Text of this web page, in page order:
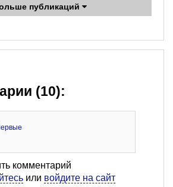
публикаций
(10):
комментарий
или войдите на сайт